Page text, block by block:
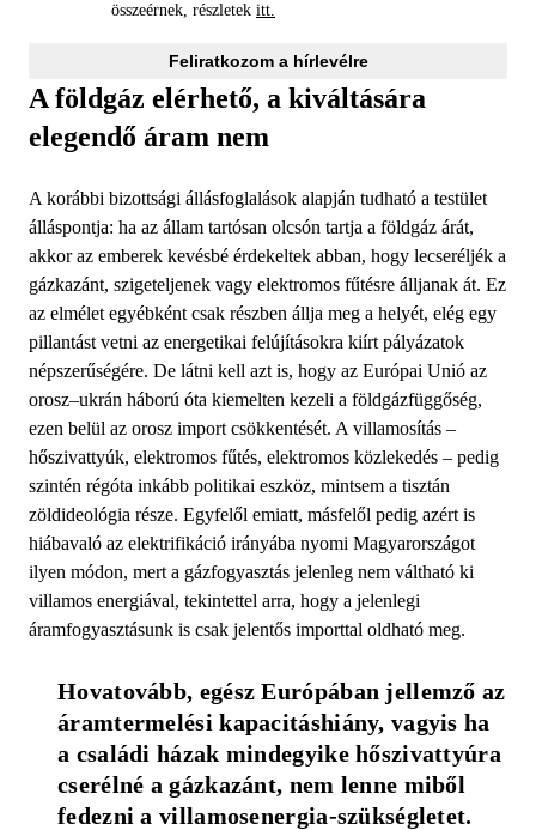
összeérnek, részletek itt.
Feliratkozom a hírlevélre
A földgáz elérhető, a kiváltására
elegendő áram nem
A korábbi bizottsági állásfoglalások alapján tudható a testület
álláspontja: ha az állam tartósan olcsón tartja a földgáz árát,
akkor az emberek kevésbé érdekeltek abban, hogy lecseréljék a
gázkazánt, szigeteljenek vagy elektromos fűtésre álljanak át. Ez
az elmélet egyébként csak részben állja meg a helyét, elég egy
pillantást vetni az energetikai felújításokra kiírt pályázatok
népszerűségére. De látni kell azt is, hogy az Európai Unió az
orosz–ukrán háború óta kiemelten kezeli a földgázfüggőség,
ezen belül az orosz import csökkentését. A villamosítás –
hőszivattyúk, elektromos fűtés, elektromos közlekedés – pedig
szintén régóta inkább politikai eszköz, mintsem a tisztán
zöldideológia része. Egyfelől emiatt, másfelől pedig azért is
hiábavaló az elektrifikáció irányába nyomi Magyarországot
ilyen módon, mert a gázfogyasztás jelenleg nem váltható ki
villamos energiával, tekintettel arra, hogy a jelenlegi
áramfogyasztásunk is csak jelentős importtal oldható meg.
Hovatovább, egész Európában jellemző az
áramtermelési kapacitáshiány, vagyis ha
a családi házak mindegyike hőszivattyúra
cserélné a gázkazánt, nem lenne miből
fedezni a villamosenergia-szükségletet.